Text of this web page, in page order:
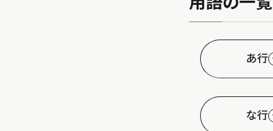
あ行
な行